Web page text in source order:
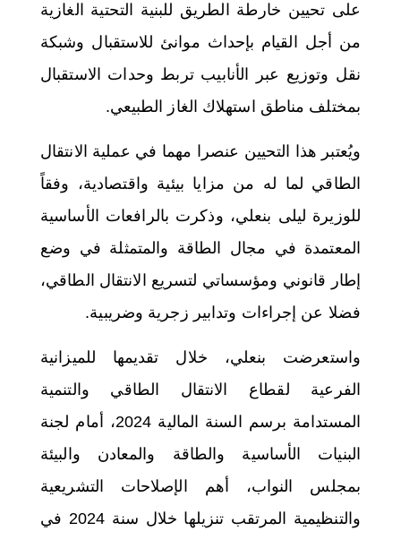
على تحيين خارطة الطريق للبنية التحتية الغازية
من أجل القيام بإحداث موانئ للاستقبال وشبكة
نقل وتوزيع عبر الأنابيب تربط وحدات الاستقبال
بمختلف مناطق استهلاك الغاز الطبيعي.
ويُعتبر هذا التحيين عنصرا مهما في عملية الانتقال
الطاقي لما له من مزايا بيئية واقتصادية، وفقاً
للوزيرة ليلى بنعلي، وذكرت بالرافعات الأساسية
المعتمدة في مجال الطاقة والمتمثلة في وضع
إطار قانوني ومؤسساتي لتسريع الانتقال الطاقي،
فضلا عن إجراءات وتدابير زجرية وضريبية.
واستعرضت بنعلي، خلال تقديمها للميزانية
الفرعية لقطاع الانتقال الطاقي والتنمية
المستدامة برسم السنة المالية 2024، أمام لجنة
البنيات الأساسية والطاقة والمعادن والبيئة
بمجلس النواب، أهم الإصلاحات التشريعية
والتنظيمية المرتقب تنزيلها خلال سنة 2024 في